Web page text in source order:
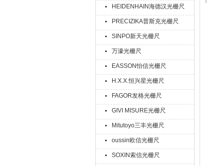
HEIDENHAIN海德汉光栅尺
PRECIZIKA普斯克光栅尺
SINPO新天光栅尺
万濠光栅尺
EASSON怡信光栅尺
H.X.X.恒兴星光栅尺
FAGOR发格光栅尺
GIVI MISURE光栅尺
Mitutoyo三丰光栅尺
oussin欧信光栅尺
SOXIN索信光栅尺